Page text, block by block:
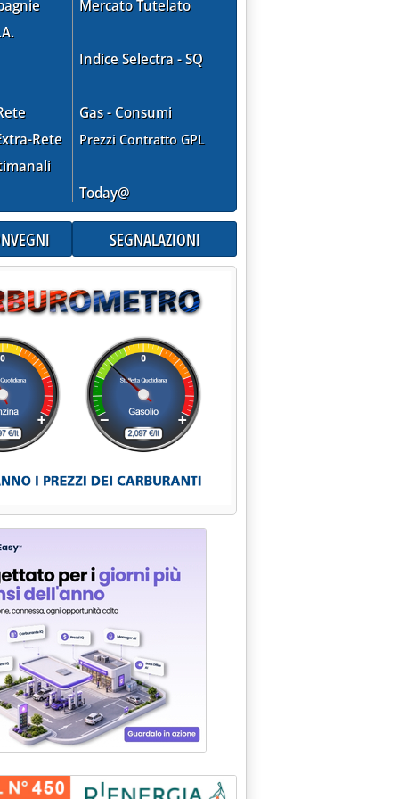
Rete
Mercato Tutelato
Indice Selectra - SQ
Gas - Consumi
Prezzi Contratto GPL
Today@
SEGNALAZIONI